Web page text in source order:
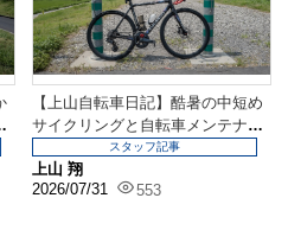
【上山自転車日記】酷暑の中短め
サイクリングと自転車メンテナン
スもしていきましょう
上山 翔
2026/07/31
553
スタッフ記事